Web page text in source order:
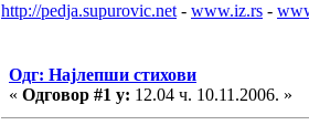
http://pedja.supurovic.net - www.iz.rs -
Одг: Најлепши стихови
« Одговор #1 у: 12.04 ч. 10.11.2006. »